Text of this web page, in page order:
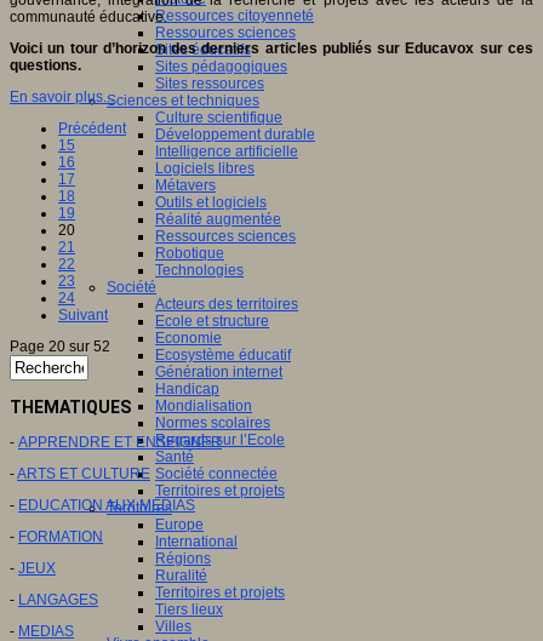
Ressources citoyenneté
Ressources sciences
Sites éducatifs
Sites pédagogiques
Sites ressources
Sciences et techniques
Culture scientifique
Développement durable
Intelligence artificielle
Logiciels libres
Métavers
Outils et logiciels
Réalité augmentée
Ressources sciences
Robotique
Technologies
Société
Acteurs des territoires
Ecole et structure
Economie
Ecosystème éducatif
Génération internet
Handicap
Mondialisation
Normes scolaires
Regards sur l’Ecole
Santé
Société connectée
Territoires et projets
Territoires
Europe
International
Régions
Ruralité
Territoires et projets
Tiers lieux
Villes
communauté éducative.
Voici un tour d’horizon des derniers articles publiés sur Educavox sur ces
questions.
En savoir plus...
Précédent
15
16
17
18
19
20
21
22
23
24
Suivant
Page 20 sur 52
THEMATIQUES
- APPRENDRE ET ENSEIGNER
-ARTS ET CULTURE
- EDUCATION AUX MEDIAS
- FORMATION
- JEUX
- LANGAGES
- MEDIAS